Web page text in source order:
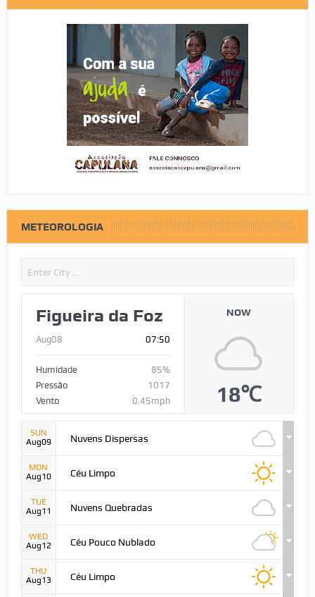
METEOROLOGIA
Figueira da Foz
Aug08 07:50
Humidade
85%
Pressão
1017
Vento
0.45mph
NOW
18℃
SUN
Aug09
Nuvens Dispersas
MON
Aug10
Céu Limpo
TUE
Aug11
Nuvens Quebradas
WED
Aug12
Céu Pouco Nublado
THU
Aug13
Céu Limpo